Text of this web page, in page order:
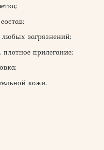
загрязнений;
прилегание;
кожи.